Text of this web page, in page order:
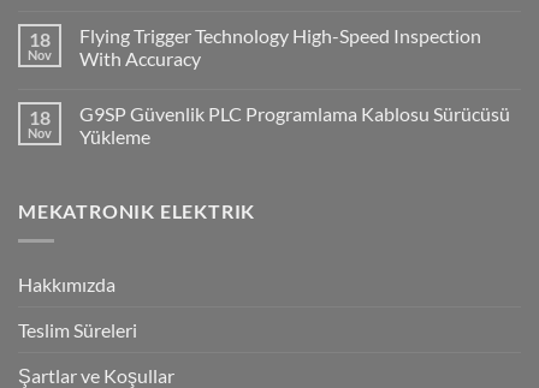
Haberleşmesi
on
Q2A
Ve
NPN/PNP
Giriş
Bağlantılar
18
Nov
Flying Trigger Technology High-Speed Inspection
With Accuracy
on
Flying
Trigger
Inspection
With
18
Nov
G9SP Güvenlik PLC Programlama Kablosu Sürücüsü
Yükleme
G9SP
Güvenlik
Sürücüsü
MEKATRONIK ELEKTRIK
Hakkımızda
Teslim Süreleri
Şartlar ve Koşullar